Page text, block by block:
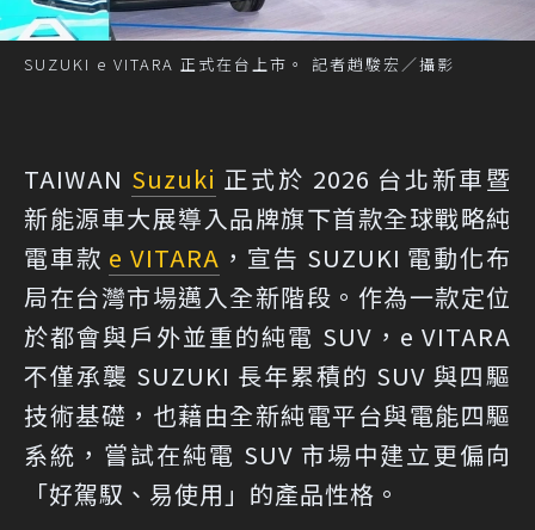
SUZUKI e VITARA 正式在台上市。 記者趙駿宏／攝影
TAIWAN Suzuki 正式於 2026 台北新車暨
新能源車大展導入品牌旗下首款全球戰略純
電車款 e VITARA ，宣告 SUZUKI 電動化布
局在台灣市場邁入全新階段。作為一款定位
於都會與戶外並重的純電 SUV，e VITARA
不僅承襲 SUZUKI 長年累積的 SUV 與四驅
技術基礎，也藉由全新純電平台與電能四驅
系統，嘗試在純電 SUV 市場中建立更偏向
「好駕馭、易使用」的產品性格。